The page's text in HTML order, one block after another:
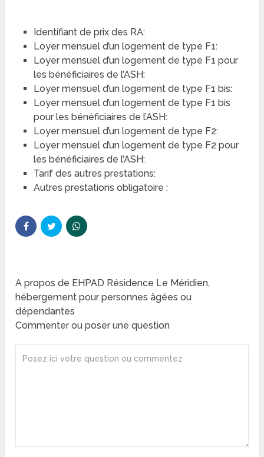
Identifiant de prix des RA:
Loyer mensuel d’un logement de type F1:
Loyer mensuel d’un logement de type F1 pour
les bénéficiaires de l’ASH:
Loyer mensuel d’un logement de type F1 bis:
Loyer mensuel d’un logement de type F1 bis
pour les bénéficiaires de l’ASH:
Loyer mensuel d’un logement de type F2:
Loyer mensuel d’un logement de type F2 pour
les bénéficiaires de l’ASH:
Tarif des autres prestations:
Autres prestations obligatoire :
A propos de EHPAD Résidence Le Méridien,
hébergement pour personnes âgées ou
dépendantes
Commenter ou poser une question